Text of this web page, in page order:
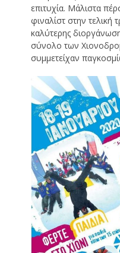
επιτυχία. Μάλιστα
φιναλίστ στην τελική
καλύτερης
σύνολο των
συμμετείχαν